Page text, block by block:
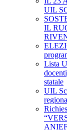
UIL
IL
Lista
statale
UIL